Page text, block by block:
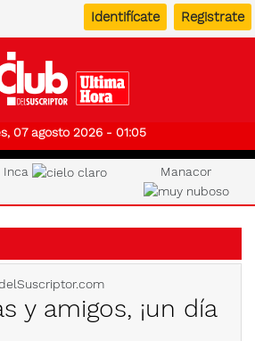
Identifícate Registrate
07 agosto 2026 - 01:05
Inca Manacor
y amigos, ¡un día